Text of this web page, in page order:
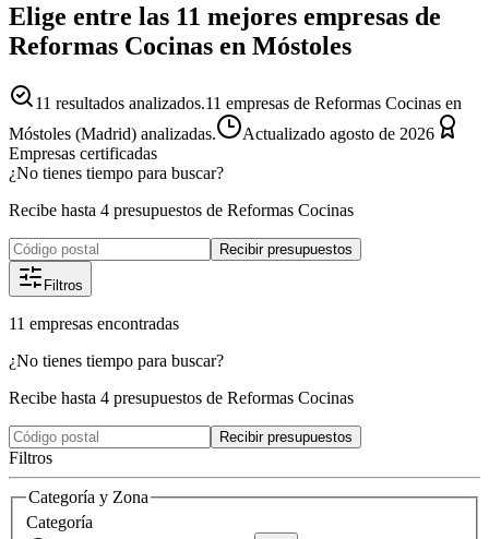
Elige entre las 11 mejores empresas de
Reformas Cocinas en Móstoles
11 resultados analizados.11 empresas de Reformas Cocinas en
Móstoles (Madrid) analizadas.
Actualizado agosto de 2026
Empresas certificadas
¿No tienes tiempo para buscar?
Recibe hasta 4 presupuestos de Reformas Cocinas
Recibir presupuestos
Filtros
11 empresas encontradas
¿No tienes tiempo para buscar?
Recibe hasta 4 presupuestos de Reformas Cocinas
Recibir presupuestos
Filtros
Categoría y Zona
Categoría